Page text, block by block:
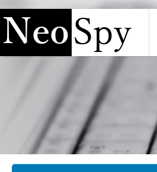
Программа шпион